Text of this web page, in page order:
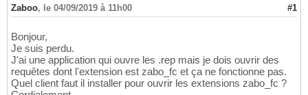
Zaboo, le 04/09/2019 à 11h00 #1
Bonjour,
Je suis perdu.
J'ai une application qui ouvre les .rep mais je dois ouvrir des
requêtes dont l'extension est zabo_fc et ça ne fonctionne pas.
Quel client faut il installer pour ouvrir les extensions zabo_fc ?